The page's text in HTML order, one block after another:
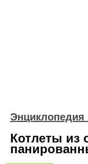
Энциклопедия
Котлеты из